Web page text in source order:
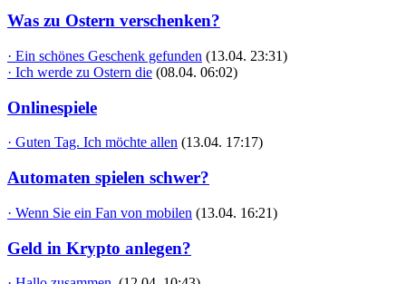
Was zu Ostern verschenken?
· Ein schönes Geschenk gefunden (13.04. 23:31)
· Ich werde zu Ostern die (08.04. 06:02)
Onlinespiele
· Guten Tag. Ich möchte allen (13.04. 17:17)
Automaten spielen schwer?
· Wenn Sie ein Fan von mobilen (13.04. 16:21)
Geld in Krypto anlegen?